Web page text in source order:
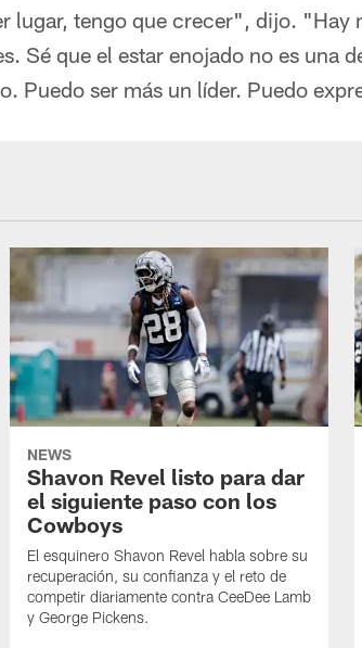
lugar, tengo que crecer", dijo. "Hay
Sé que el estar enojado no es una
Puedo ser más un líder. Puedo
NEWS
Shavon Revel listo para dar
el siguiente paso con los
Cowboys
El esquinero Shavon Revel habla sobre su
recuperación, su confianza y el reto de
competir diariamente contra CeeDee Lamb
y George Pickens.